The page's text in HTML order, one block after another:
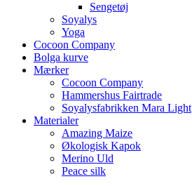
Sengetøj
Soyalys
Yoga
Cocoon Company
Bolga kurve
Mærker
Cocoon Company
Hammershus Fairtrade
Soyalysfabrikken Mara Light
Materialer
Amazing Maize
Økologisk Kapok
Merino Uld
Peace silk